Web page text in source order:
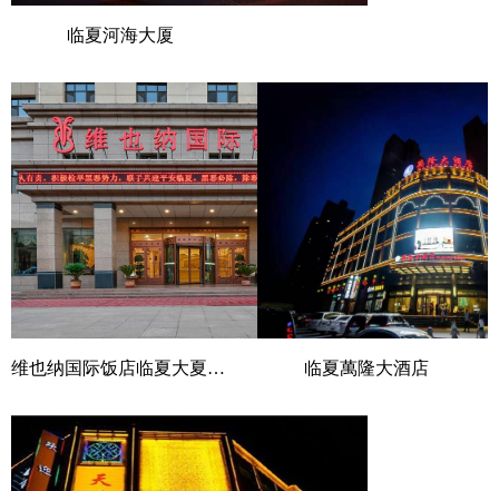
临夏河海大厦
维也纳国际饭店临夏大夏河店 临夏萬隆大酒店